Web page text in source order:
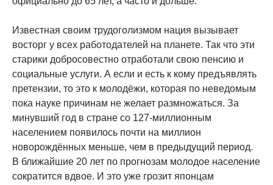
Известная своим трудоголизмом нация вызывает
восторг у всех работодателей на планете. Так что эти
старики добросовестно отработали свою пенсию и
социальные услуги. А если и есть к кому предъявлять
претензии, то это к молодёжи, которая по неведомым
пока науке причинам не желает размножаться. За
минувший год в стране со 127-миллионным
населением появилось почти на миллион
новорождённых меньше, чем в предыдущий период.
В ближайшие 20 лет по прогнозам молодое население
сократится вдвое. И это уже грозит японцам